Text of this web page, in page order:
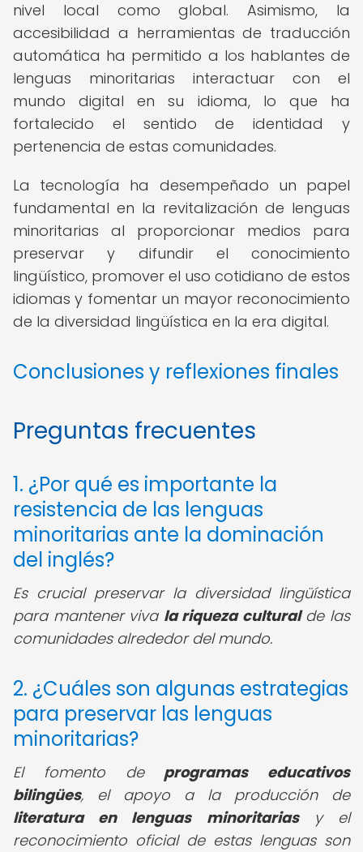
nivel local como global. Asimismo, la
accesibilidad a herramientas de traducción
automática ha permitido a los hablantes de
lenguas minoritarias interactuar con el
mundo digital en su idioma, lo que ha
fortalecido el sentido de identidad y
pertenencia de estas comunidades.
La tecnología ha desempeñado un papel
fundamental en la revitalización de lenguas
minoritarias al proporcionar medios para
preservar y difundir el conocimiento
lingüístico, promover el uso cotidiano de estos
idiomas y fomentar un mayor reconocimiento
de la diversidad lingüística en la era digital.
Conclusiones y reflexiones finales
Preguntas frecuentes
1. ¿Por qué es importante la
resistencia de las lenguas
minoritarias ante la dominación
del inglés?
Es crucial preservar la diversidad lingüística
para mantener viva la riqueza culturalde las
comunidades alrededor del mundo.
2. ¿Cuáles son algunas estrategias
para preservar las lenguas
minoritarias?
El fomento de programas educativos
bilingües, el apoyo a la producción de
literatura en lenguas minoritariasy el
reconocimiento oficial de estas lenguas son